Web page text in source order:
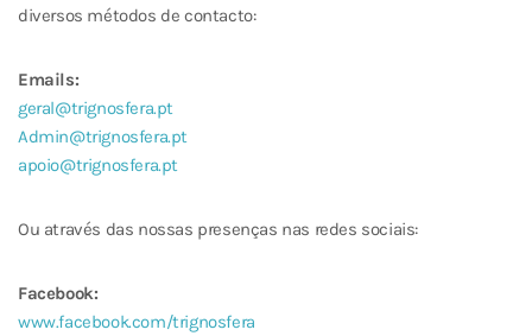
diversos métodos de contacto:
Emails:
geral@trignosfera.pt
Admin@trignosfera.pt
apoio@trignosfera.pt
Ou através das nossas presenças nas redes sociais:
Facebook:
www.facebook.com/trignosfera